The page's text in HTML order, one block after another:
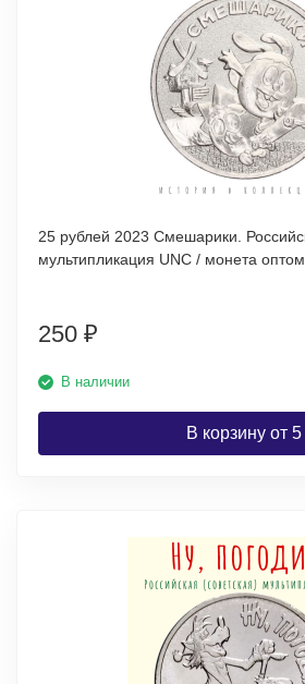
25 рублей 2023 Смешарики. Российская (советская)
мультипликация UNC / монета оптом
250 ₽
В наличии
В корзину от 5